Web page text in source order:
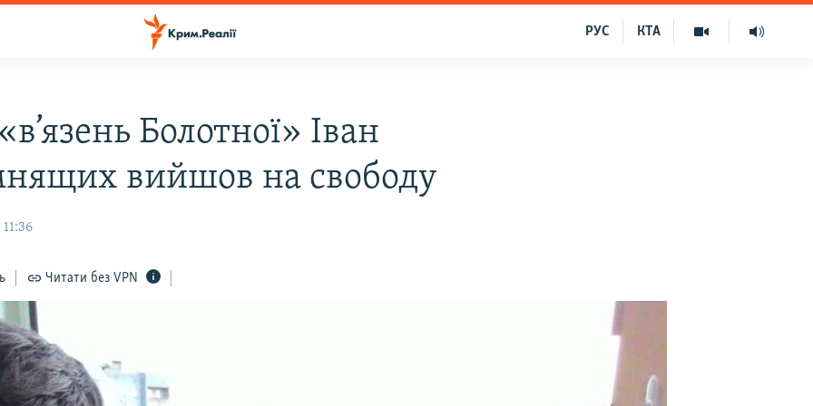
КТА
РУС
Болотної» Іван
вийшов на свободу
Читати без VPN